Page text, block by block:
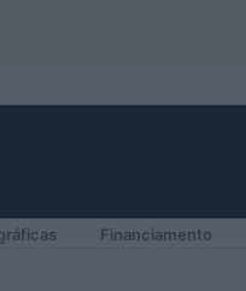
Financiamento